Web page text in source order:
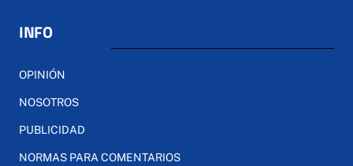
INFO
OPINIÓN
NOSOTROS
PUBLICIDAD
NORMAS PARA COMENTARIOS